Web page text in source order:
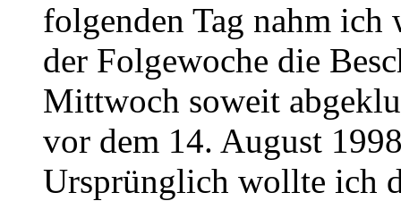
folgenden Tag nahm
der Folgewoche die
Mittwoch soweit
vor dem 14. August
Ursprünglich wollte ich